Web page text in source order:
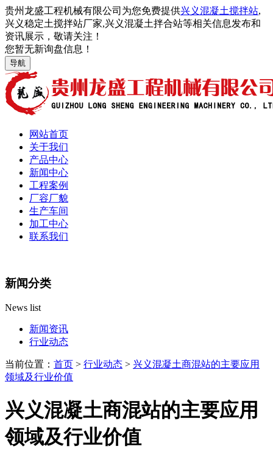
贵州龙盛工程机械有限公司为您免费提供兴义混凝土搅拌站,
兴义稳定土搅拌站厂家,兴义混凝土拌合站等相关信息发布和
资讯展示，敬请关注！
您暂无新询盘信息！
导航
网站首页
关于我们
产品中心
新闻中心
工程案例
厂容厂貌
生产车间
加工中心
联系我们
新闻分类
News list
新闻资讯
行业动态
当前位置： 首页 > 行业动态 > 兴义混凝土商混站的主要应用
领域及行业价值
兴义混凝土商混站的主要应用
领域及行业价值